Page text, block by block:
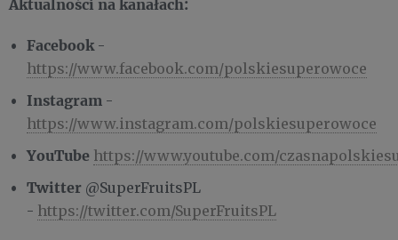
Aktualności na kanałach:
Facebook -
https://www.facebook.com/polskiesuperowoce
Instagram -
https://www.instagram.com/polskiesuperowoce
YouTube https://www.youtube.com/
Twitter @SuperFruitsPL
- https://twitter.com/SuperFruitsPL